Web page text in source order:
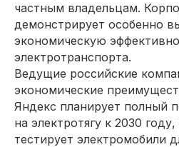
частным владельцам.
демонстрирует особенно
экономическую
электротранспорта.
Ведущие российские
экономические
Яндекс планирует полный
на электротягу к 2030
тестирует электромобили